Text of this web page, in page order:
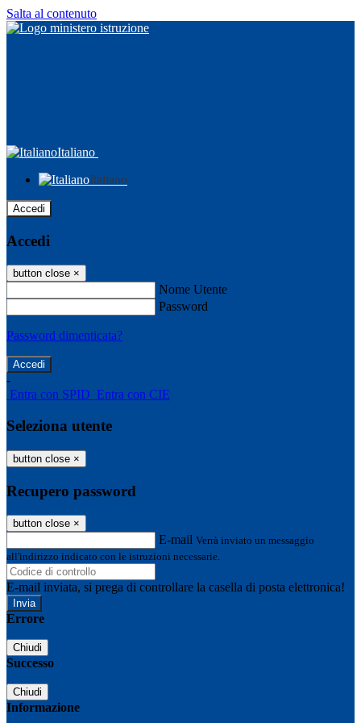
Salta al contenuto
Italiano
Italiano
Accedi
Accedi
button close ×
Nome Utente
Password
Password dimenticata?
-
Entra con SPID Entra con CIE
Seleziona utente
button close ×
Recupero password
button close ×
E-mail Verrà inviato un messaggio
all'indirizzo indicato con le istruzioni necessarie.
E-mail inviata, si prega di controllare la casella di posta elettronica!
Errore
Chiudi
Successo
Chiudi
Informazione